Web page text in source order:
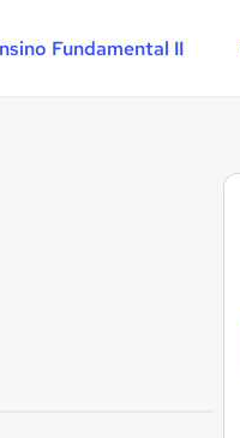
Fundamental II